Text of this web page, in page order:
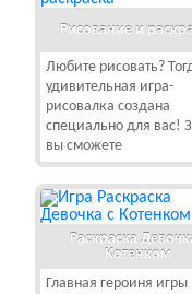
Рисование и
Любите рисовать?
удивительная игра-
рисовалка создана
специально для вас!
вы сможете
Раскраска
Котенком
Главная героиня игры